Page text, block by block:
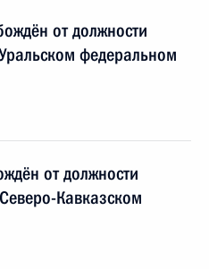
от должности
федеральном
от должности
Кавказском